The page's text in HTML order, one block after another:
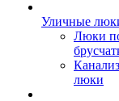
Уличные
Люки
люки